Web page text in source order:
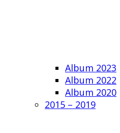
Album 2023
Album 2022
Album 2020
2015 – 2019